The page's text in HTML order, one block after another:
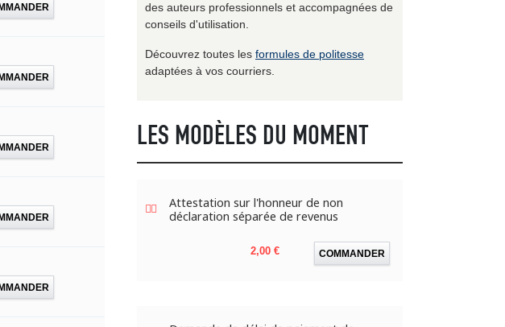
des auteurs professionnels et accompagnées de
conseils d'utilisation.
Découvrez toutes les formules de politesse
adaptées à vos courriers.
LES MODÈLES DU MOMENT
Attestation sur l'honneur de non
déclaration séparée de revenus
Prix
2,00 € COMMANDER